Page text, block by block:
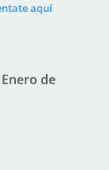
aquí
de